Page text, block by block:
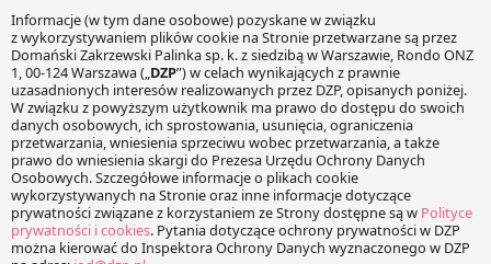
wymiana danych z ED
23 czerwca 2021 Paweł Kaźmierczyk|Monika Radzikowska
Już od 1 lipca 2021 r. zacznie obowiązywać regulacja
nakładająca na usługodawców obowiązek raportowania
informacji o zdarzeniach medycznych do Systemu Informacji
Medycznej (SIM) oraz wymiany danych zawartych w
elektronicznej dokumentacji medycznej (EDM) za
pośrednictwem SIM.